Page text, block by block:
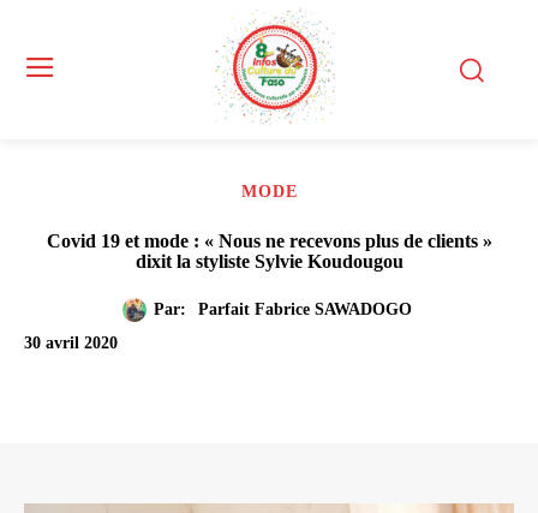
MODE
Covid 19 et mode : « Nous ne recevons plus de clients »
dixit la styliste Sylvie Koudougou
Par:
Parfait Fabrice SAWADOGO
30 avril 2020